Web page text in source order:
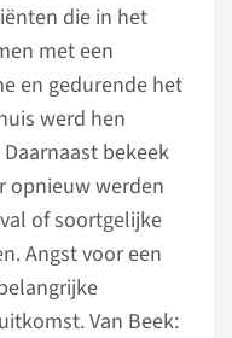
die in het
met een
en gedurende het
werd hen
bekeek
opnieuw werden
of soortgelijke
Angst voor een
Van Beek: